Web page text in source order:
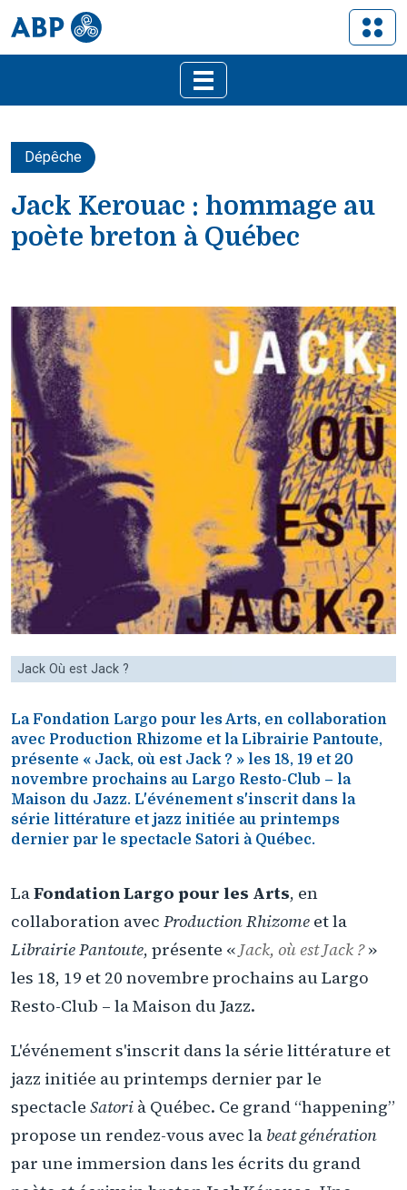
Dépêche
Jack Kerouac : hommage au
poète breton à Québec
Jack Où est Jack ?
La Fondation Largo pour les Arts, en collaboration
avec Production Rhizome et la Librairie Pantoute,
présente « Jack, où est Jack ? » les 18, 19 et 20
novembre prochains au Largo Resto-Club – la
Maison du Jazz. L'événement s'inscrit dans la
série littérature et jazz initiée au printemps
dernier par le spectacle Satori à Québec.
LaFondation Largo pour les Arts, en
collaboration avec Production Rhizome et la
Librairie Pantoute, présente «Jack, où est Jack ?»
les 18, 19 et 20 novembre prochains au Largo
Resto-Club – la Maison du Jazz.
L'événement s'inscrit dans la série littérature et
jazz initiée au printemps dernier par le
spectacle Satori à Québec. Ce grand “happening”
propose un rendez-vous avec la beat génération
par une immersion dans les écrits du grand